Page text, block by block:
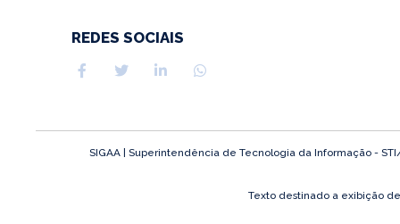
REDES SOCIAIS
SIGAA | Superintendência de Tecnologia da Informação -
Texto destinado a exibição